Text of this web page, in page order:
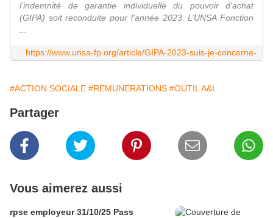
l'indemnité de garantie individuelle du pouvoir d'achat
(GIPA) soit reconduite pour l'année 2023. L’UNSA Fonction
https://www.unsa-fp.org/article/GIPA-2023-suis-je-concerne-
#ACTION SOCIALE #REMUNERATIONS #OUTIL A&I
Partager
Vous aimerez aussi
rpse employeur 31/10/25 Pass